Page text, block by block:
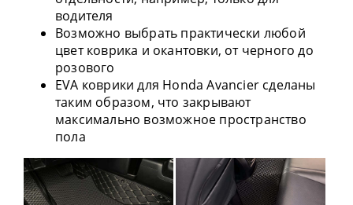
водителя
Возможно выбрать практически любой
цвет коврика и окантовки, от черного до
розового
EVA коврики для Honda Avancier сделаны
таким образом, что закрывают
максимально возможное пространство
пола